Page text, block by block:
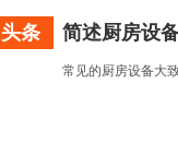
头条 简述厨房设
常见的厨房设备大